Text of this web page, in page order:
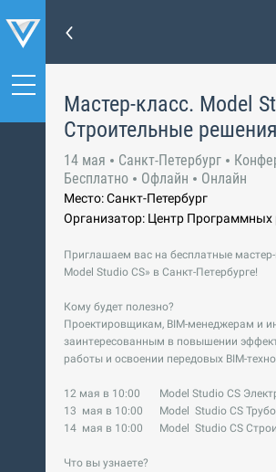
Мастер-класс. Model
Строительные решения
14 мая Санкт-Петербург
Бесплатно
Офлайн Онлайн
Место: Санкт-Петербург
Организатор: Центр Программных
Приглашаем вас на бесплатные
Model Studio CS» в Санкт-Петербурге!
Кому будет полезно?
Проектировщикам, BIM-менеджерам и
заинтересованным в повышении
работы и освоении передовых BIM-
12 мая в 10:00 Model Studio CS
13 мая в 10:00 Model Studio CS
14 мая в 10:00 Model Studio CS
Что вы узнаете?